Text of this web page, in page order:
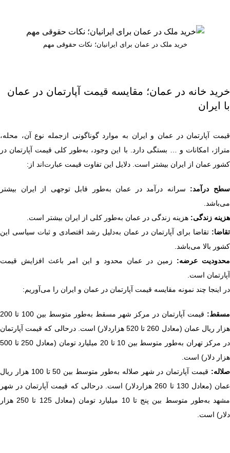
خرید ملک در عمان برای ایرانیان؛ نکات حقوقی مهم
خرید خانه در عمان؛ مقایسه قیمت آپارتمان در عمان
با ایران
قیمت آپارتمان در عمان و ایران به موارد گوناگونی ازجمله نوع آن، محله،
متراژ، امکانات و … بستگی دارد. با این وجود، به‌طور کلی قیمت آپارتمان در
کشور عمان از ایران بیشتر است. دلایل این تفاوت قیمت عبارت‌اند از:
سطح درآمد: سرانه درآمد در عمان به‌طور قابل توجهی از ایران بیشتر
می‌باشد.
هزینه زندگی: هزینه زندگی در عمان به‌طور کلی از ایران بیشتر است.
تقاضا: تقاضا برای آپارتمان در عمان به‌دلیل رشد اقتصادی و ثبات سیاسی این
کشور بالا می‌باشد.
محدودیت عرضه: زمین در عمان محدود و این امر باعث افزایش قیمت
آپارتمان است.
در اینجا چند نمونه مقایسه قیمت آپارتمان در عمان و ایران را می‌آوریم:
مسقط:
قیمت آپارتمان در مرکز شهر مسقط به‌طور متوسط ​​بین 100 تا 200
هزار ریال عمان (معادل 260 تا 520 هزاردلار) است. درحالی که قیمت آپارتمان
در مرکز تهران به‌طور متوسط ​​بین 10 تا 20 میلیارد تومان (معادل 250 تا 500
هزار دلار) است.
صلاله:
قیمت آپارتمان در شهر صلاله به‌طور متوسط ​​بین 50 تا 100 هزار ریال
عمان (معادل 130 تا 260 هزاردلار) است. درحالی که قیمت آپارتمان در شهر
مشهد به‌طور متوسط ​​بین پنج تا 10 میلیارد تومان (معادل 125 تا 250 هزار
دلار) است.